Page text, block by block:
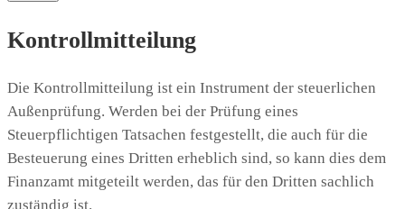
Kontrollmitteilung
Die Kontrollmitteilung ist ein Instrument der steuerlichen
Außenprüfung. Werden bei der Prüfung eines
Steuerpflichtigen Tatsachen festgestellt, die auch für die
Besteuerung eines Dritten erheblich sind, so kann dies dem
Finanzamt mitgeteilt werden, das für den Dritten sachlich
zuständig ist.